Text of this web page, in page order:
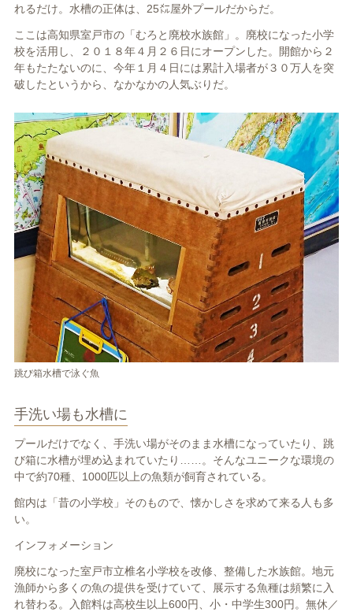
れるだけ。水槽の正体は、 25㍍屋外プールだからだ。
ここは高知県室戸市の「むろと廃校水族館」。廃校になった小学
校を活用し、２０１８年４月２６日にオープンした。開館から２
年もたたないのに、今年１月４日には累計入場者が３０万人を突
破したというから、なかなかの人気ぶりだ。
跳び箱水槽で泳ぐ魚
手洗い場も水槽に
プールだけでなく、手洗い場がそのまま水槽になっていたり、跳
び箱に水槽が埋め込まれていたり……。そんなユニークな環境の
中で約70種、 1000匹以上の魚類が飼育されている。
館内は「昔の小学校」そのもので、懐かしさを求めて来る人も多
い。
インフォメーション
廃校になった室戸市立椎名小学校を改修、整備した水族館。地元
漁師から多くの魚の提供を受けていて、展示する魚種は頻繁に入
れ替わる。入館料は高校生以上600円、小・中学生300円。無休／